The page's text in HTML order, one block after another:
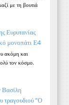
με τη βουτιά
Ευρυτανίας
μονοπάτι Ε4
ακόμη και
τον κόσμο.
Βασίλη
τραγουδιού “Ο